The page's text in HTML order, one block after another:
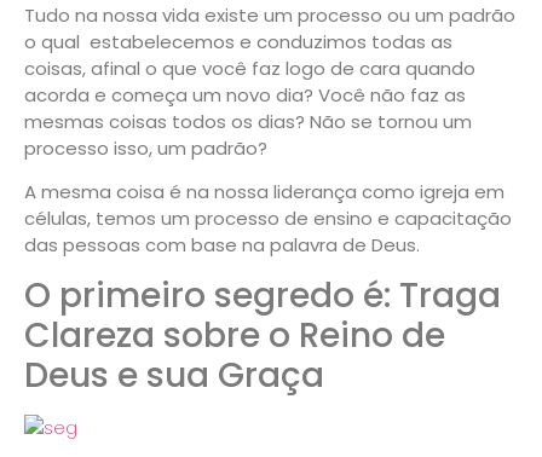
Tudo na nossa vida existe um processo ou um padrão
o qual estabelecemos e conduzimos todas as
coisas, afinal o que você faz logo de cara quando
acorda e começa um novo dia? Você não faz as
mesmas coisas todos os dias? Não se tornou um
processo isso, um padrão?
A mesma coisa é na nossa liderança como igreja em
células, temos um processo de ensino e capacitação
das pessoas com base na palavra de Deus.
O primeiro segredo é: Traga
Clareza sobre o Reino de
Deus e sua Graça